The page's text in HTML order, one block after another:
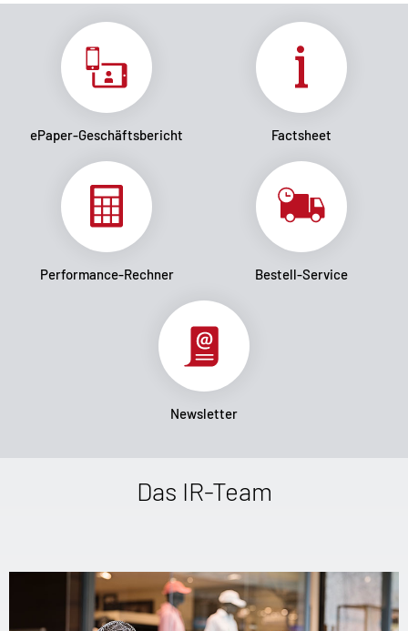
ePaper-Geschäftsbericht Factsheet
Performance-Rechner Bestell-Service
Newsletter
Das IR-Team